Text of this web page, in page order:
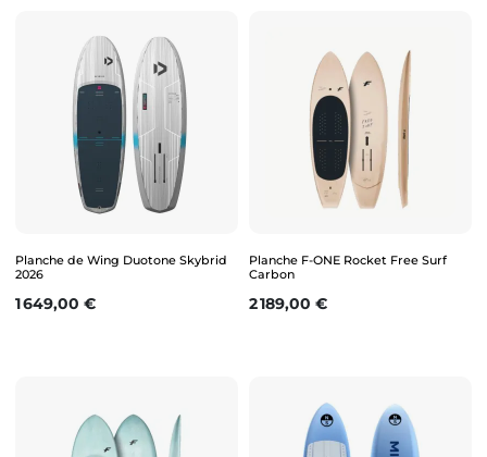
Planche de Wing Duotone Skybrid
2026
Prix
1 649,00 €
Planche F-ONE Rocket Free Surf
Carbon
Prix
2 189,00 €